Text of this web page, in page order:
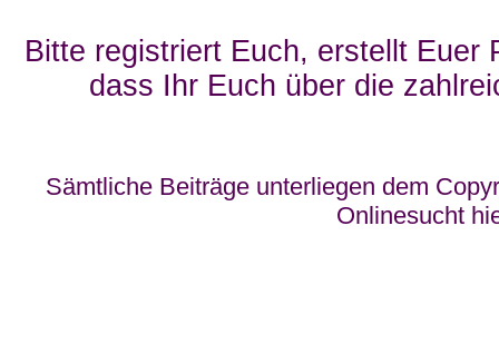
Bitte registriert Euch, erstellt Euer
dass Ihr Euch über die
Sämtliche Beiträge unterliegen dem
Onlinesucht